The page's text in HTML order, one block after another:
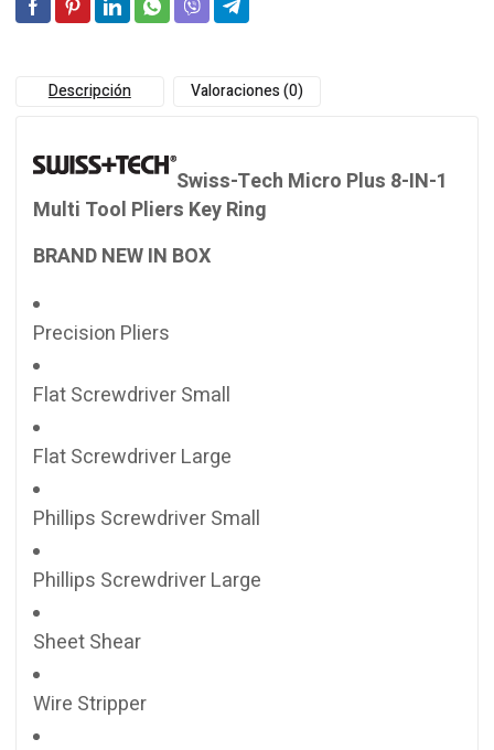
Descripción Valoraciones (0)
Swiss-Tech Micro Plus 8-IN-1
Multi Tool Pliers Key Ring
BRAND NEW IN BOX
Precision Pliers
Flat Screwdriver Small
Flat Screwdriver Large
Phillips Screwdriver Small
Phillips Screwdriver Large
Sheet Shear
Wire Stripper